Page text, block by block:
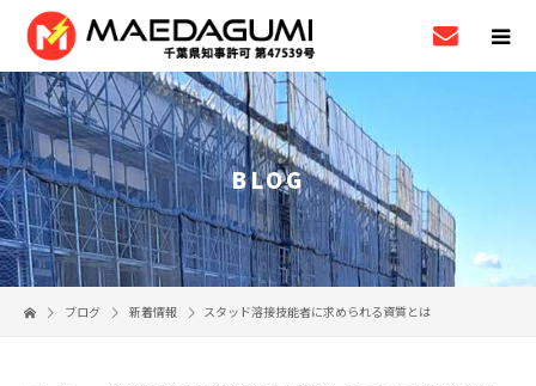
BLOG
ブログ 新着情報 スタッド溶接技能者に求められる資質とは